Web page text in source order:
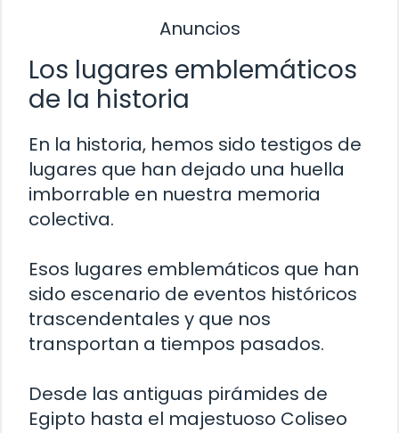
Anuncios
Los lugares emblemáticos
de la historia
En la historia, hemos sido testigos de
lugares que han dejado una huella
imborrable en nuestra memoria
colectiva.
Esos lugares emblemáticos que han
sido escenario de eventos históricos
trascendentales y que nos
transportan a tiempos pasados.
Desde las antiguas pirámides de
Egipto hasta el majestuoso Coliseo